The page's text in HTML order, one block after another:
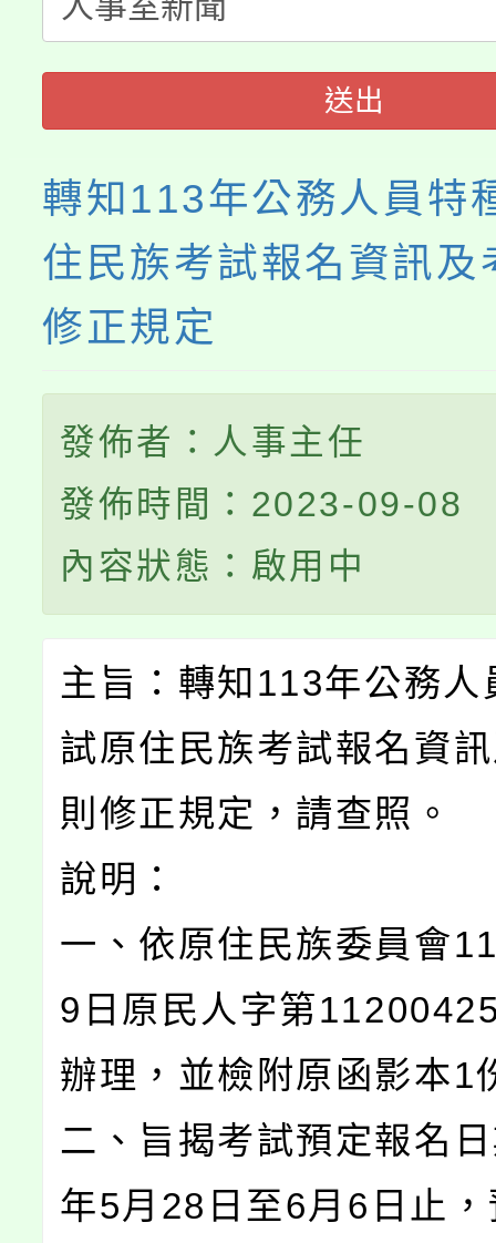
《TA101》溝通分析基
程，歡迎學生輔導中心
心理、諮商輔導、社會
送出
轉知113年公務人員特
住民族考試報名資訊及
修正規定
發佈者：人事主任
發佈時間：2023-09-08
內容狀態：啟用中
主旨：轉知113年公務人
試原住民族考試報名資
則修正規定，請查照。
說明：
一、依原住民族委員會
9日原民人字第
辦理，並檢附原函影本1
二、旨揭考試預定報名
年5月28日至6月6日止